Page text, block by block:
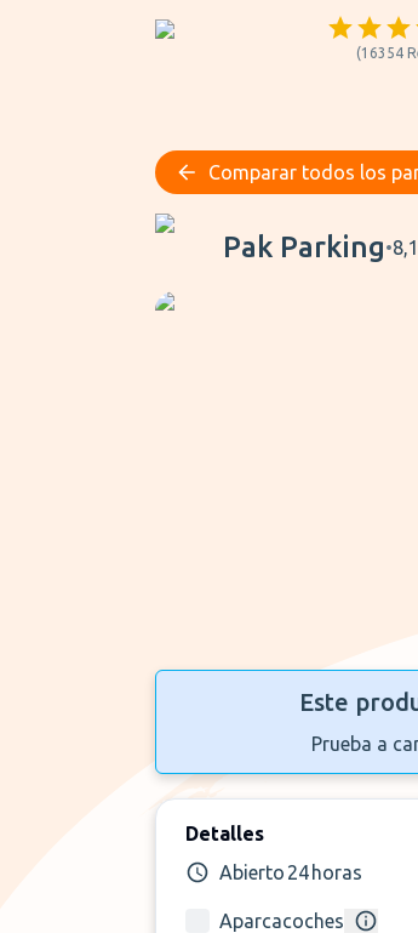
(16354
Comparar todos los
Pak Parking
Pak Parking•8,1
Este
Prueba a
Detalles
Abierto 24 horas
Aparcacoches